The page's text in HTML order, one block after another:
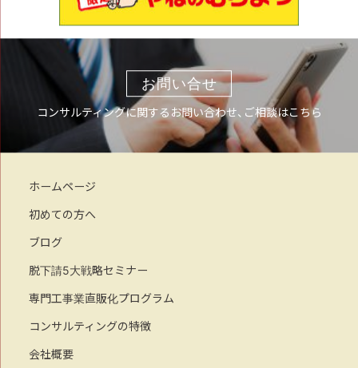
お問い合せ
コンサルティングに関するお問い合わせ、ご相談はこちら
ホームページ
初めての方へ
ブログ
脱下請5大戦略セミナー
専門工事業直販化プログラム
コンサルティングの特徴
会社概要